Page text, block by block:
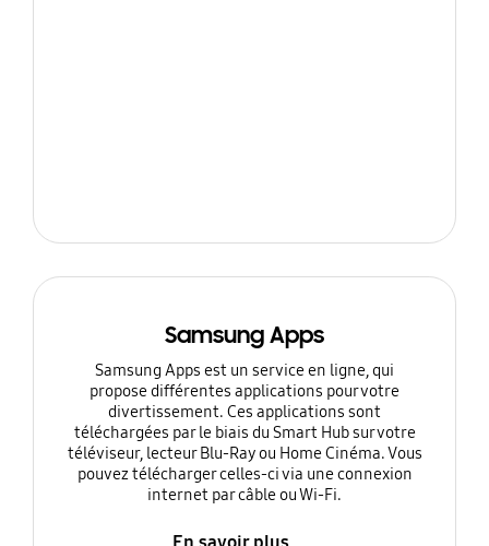
Samsung Apps
Samsung Apps est un service en ligne, qui
propose différentes applications pour votre
divertissement. Ces applications sont
téléchargées par le biais du Smart Hub sur votre
téléviseur, lecteur Blu-Ray ou Home Cinéma. Vous
pouvez télécharger celles-ci via une connexion
internet par câble ou Wi-Fi.